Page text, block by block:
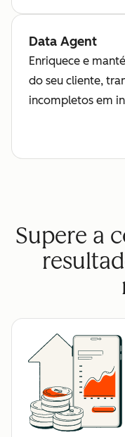
Data Agent
Enriquece e
do seu cliente,
incompletos em
Supere a